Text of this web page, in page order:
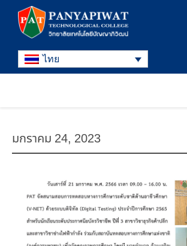
ไทย
มกราคม 24, 2023